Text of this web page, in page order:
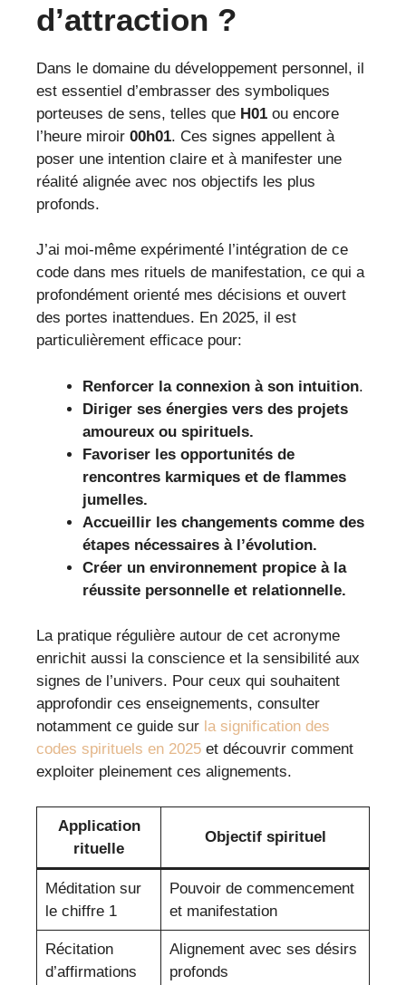
d’attraction ?
Dans le domaine du développement personnel, il
est essentiel d’embrasser des symboliques
porteuses de sens, telles que H01 ou encore
l’heure miroir 00h01. Ces signes appellent à
poser une intention claire et à manifester une
réalité alignée avec nos objectifs les plus
profonds.
J’ai moi-même expérimenté l’intégration de ce
code dans mes rituels de manifestation, ce qui a
profondément orienté mes décisions et ouvert
des portes inattendues. En 2025, il est
particulièrement efficace pour:
Renforcer la connexion à son intuition.
Diriger ses énergies vers des projets
amoureux ou spirituels.
Favoriser les opportunités de
rencontres karmiques et de flammes
jumelles.
Accueillir les changements comme des
étapes nécessaires à l’évolution.
Créer un environnement propice à la
réussite personnelle et relationnelle.
La pratique régulière autour de cet acronyme
enrichit aussi la conscience et la sensibilité aux
signes de l’univers. Pour ceux qui souhaitent
approfondir ces enseignements, consulter
notamment ce guide sur la signification des
codes spirituels en 2025 et découvrir comment
exploiter pleinement ces alignements.
Application
rituelle
Objectif spirituel
Méditation sur
le chiffre 1
Pouvoir de commencement
et manifestation
Récitation
d’affirmations
Alignement avec ses désirs
profonds